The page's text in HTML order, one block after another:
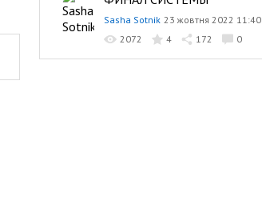
Sasha Sotnik 23 жовтня 2022 11:40
2072
4 172 0